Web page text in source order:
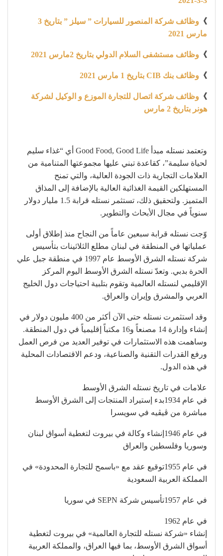
》
وظائف شركة المنصور للسيارات ” سيلز ” بتاريخ 3
مارس 2021
》 وظائف مستشفى السلام الدولي بتاريخ 2مارس 2021
》 وظائف بنك CIB بتاريخ 1 مارس 2021
》 وظائف شركة اتصال للتجارة الموزع و الوكيل لشركة
هونر بتاريخ 2 مارس
وتعتمد نستله مبدأ Good Food, Good Life أي “غذاء سليم
لحياة سليمة”، كقاعدة تبني عليها مجموعتها المتنامية من
العلامات التجارية ذات الجودة العالية، والتي تمنح
المستهلكين القيمة الغذائية العالية بالإضافة إلى المذاق
المتميز. ولتحقيق ذلك، تستثمر نستله قرابة 1.5 مليار دولار
سنوياً في مجال الأبحاث والتطوير.
وّجت نستله قرابة سبعين عاماً من النجاح منذ إطلاق أولى
عملياتها في المنطقة في لبنان مطلع الثلاثينات بتأسيس
شركة نستله الشرق الأوسط عام 1997 في منطقة جبل علي
الحرة بدبي. وتعدّ نستله الشرق الأوسط اليوم المركز
الإقليمي لنستله العالمية وتقوم بتلبية احتياجات دول الخليج
العربي والمشرق وإيران والعراق.
وقد استثمرت نستله حتى الآن أكثر من 400 مليون دولار في
إنشاء وإدارة 14 مصنعاً و16 مكتباً إقليمياً في دول المنطقة.
وساهمت هذه الاستثمارات في توفير العديد من فرص العمل
ورفع القدرات التقنية والصناعية، ودعم الاقتصادات المحلية
في هذه الدول.
علامات في تاريخ نستله الشرق الأوسط
في عام 1934بدء إستيراد المنتجات إلى الشرق الأوسط
مباشرة من ڤيڤيه في سويسرا
في عام 1946إنشاء وكالة في بيروت لتغطية أسواق لبنان
وسوريا وفلسطين والعراق
في عام 1955توقيع عقد مع «باسمح للتجارة المحدودة» في
المملكة العربية السعودية
في عام 1957تأسيس شركة SEPN في سوريا
في عام 1962
إنشاء «شركة نستله للتجارة العالمية» في بيروت لتغطية
أسواق الشرق الأوسط، بما فيها العراق، والمملكة العربية